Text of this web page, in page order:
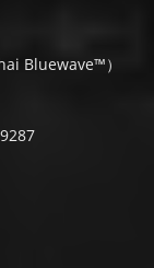
Bluewave™）